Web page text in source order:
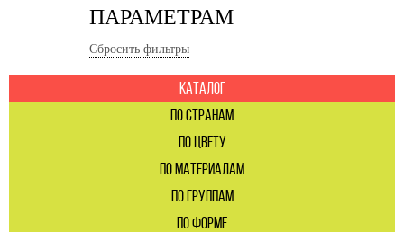
ПАРАМЕТРАМ
Сбросить фильтры
каталог
по странам
по цвету
по материалам
по группам
по форме